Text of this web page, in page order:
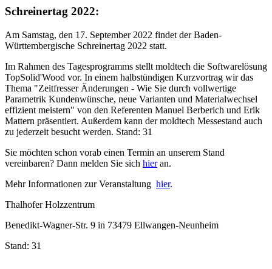
Schreinertag 2022:
Am Samstag, den 17. September 2022 findet der Baden-
Württembergische Schreinertag 2022 statt.
Im Rahmen des Tagesprogramms stellt moldtech die Softwarelösung
TopSolid'Wood vor. In einem halbstündigen Kurzvortrag wir das
Thema "Zeitfresser Änderungen - Wie Sie durch vollwertige
Parametrik Kundenwünsche, neue Varianten und Materialwechsel
effizient meistern" von den Referenten Manuel Berberich und Erik
Mattern präsentiert. Außerdem kann der moldtech Messestand auch
zu jederzeit besucht werden. Stand: 31
Sie möchten schon vorab einen Termin an unserem Stand
vereinbaren? Dann melden Sie sich hieran.
Mehr Informationen zur Veranstaltung hier.
Thalhofer Holzzentrum
Benedikt-Wagner-Str. 9 in 73479 Ellwangen-Neunheim
Stand: 31